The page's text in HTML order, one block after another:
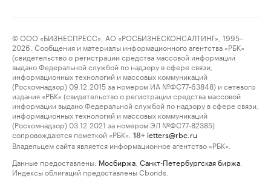
© ООО «БИЗНЕСПРЕСС», АО «РОСБИЗНЕСКОНСАЛТИНГ», 1995–
2026. Сообщения и материалы информационного агентства «РБК»
(свидетельство о регистрации средства массовой информации
выдано Федеральной службой по надзору в сфере связи,
информационных технологий и массовых коммуникаций
(Роскомнадзор) 09.12.2015 за номером ИА №ФС77-63848) и сетевого
издания «РБК» (свидетельство о регистрации средства массовой
информации выдано Федеральной службой по надзору в сфере связи,
информационных технологий и массовых коммуникаций
(Роскомнадзор) 03.12.2021 за номером ЭЛ №ФС77-82385)
сопровождаются пометкой «РБК».
18+ letters@rbc.ru
Владельцем сайта является информационное агентство «РБК».
Данные предоставлены: Мосбиржа Санкт-Петербургская биржа
Индексы облигаций предоставлены Cbonds.